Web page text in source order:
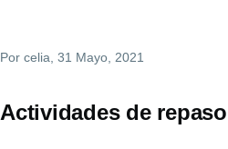
Por celia , 31 Mayo, 2021
Actividades de repaso